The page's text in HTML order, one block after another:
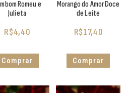
Romeu e
Julieta
R$4,40
Comprar
Morango do Amor Doce
de Leite
R$17,40
Comprar